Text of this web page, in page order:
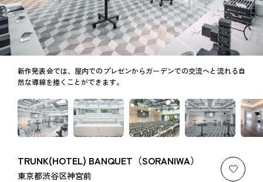
お
TRUNK(HOTEL) BANQUET（SORANIWA）
東京都渋谷区神宮前
新作発表会では、屋内でのプレゼンからガーデンでの交流へと流れる自
然な導線を描くことができます。